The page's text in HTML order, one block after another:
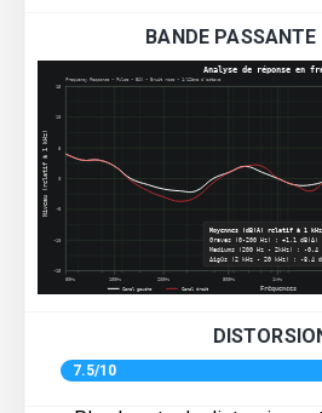
BANDE
7.5/10